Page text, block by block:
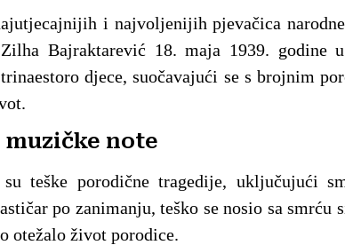
i najvoljenijih pjevačica
Bajraktarević 18. maja 1939. godine
djece, suočavajući se s brojnim
note
teške porodične tragedije, uključujući
po zanimanju, teško se nosio sa smrću
otežalo život porodice.